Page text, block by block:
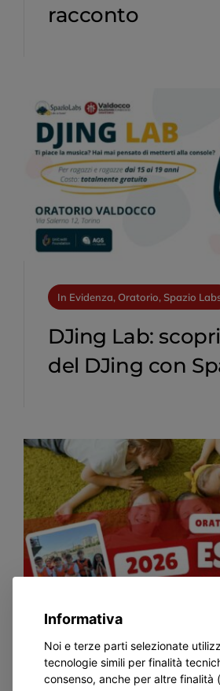
racconto
In Evidenza, Oratorio, Spazio
DJing Lab:
del DJing con
In Evidenza, Oratorio
Informativa
Noi e terze parti selezionate
tecnologie simili per finalità
consenso, anche per altre finalità